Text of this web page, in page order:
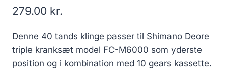
279.00 kr.
Denne 40 tands klinge passer til Shimano Deore
triple kranksæt model FC-M6000 som yderste
position og i kombination med 10 gears kassette.